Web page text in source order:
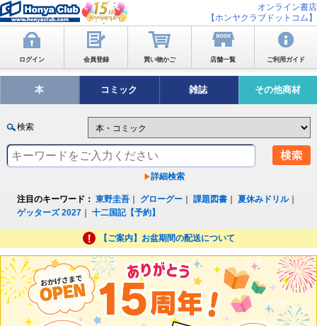
オンライン書店
【ホンヤクラブドットコム】
ログイン 会員登録 買い物かご 店舗一覧 ご利用ガイド
本 コミック 雑誌 その他商材
検索
詳細検索
注目のキーワード： 東野圭吾 グローグー ｜課題図書 ｜夏休みドリル｜
ゲッターズ 2027 ｜十二国記【予約】
【ご案内】お盆期間の配送について